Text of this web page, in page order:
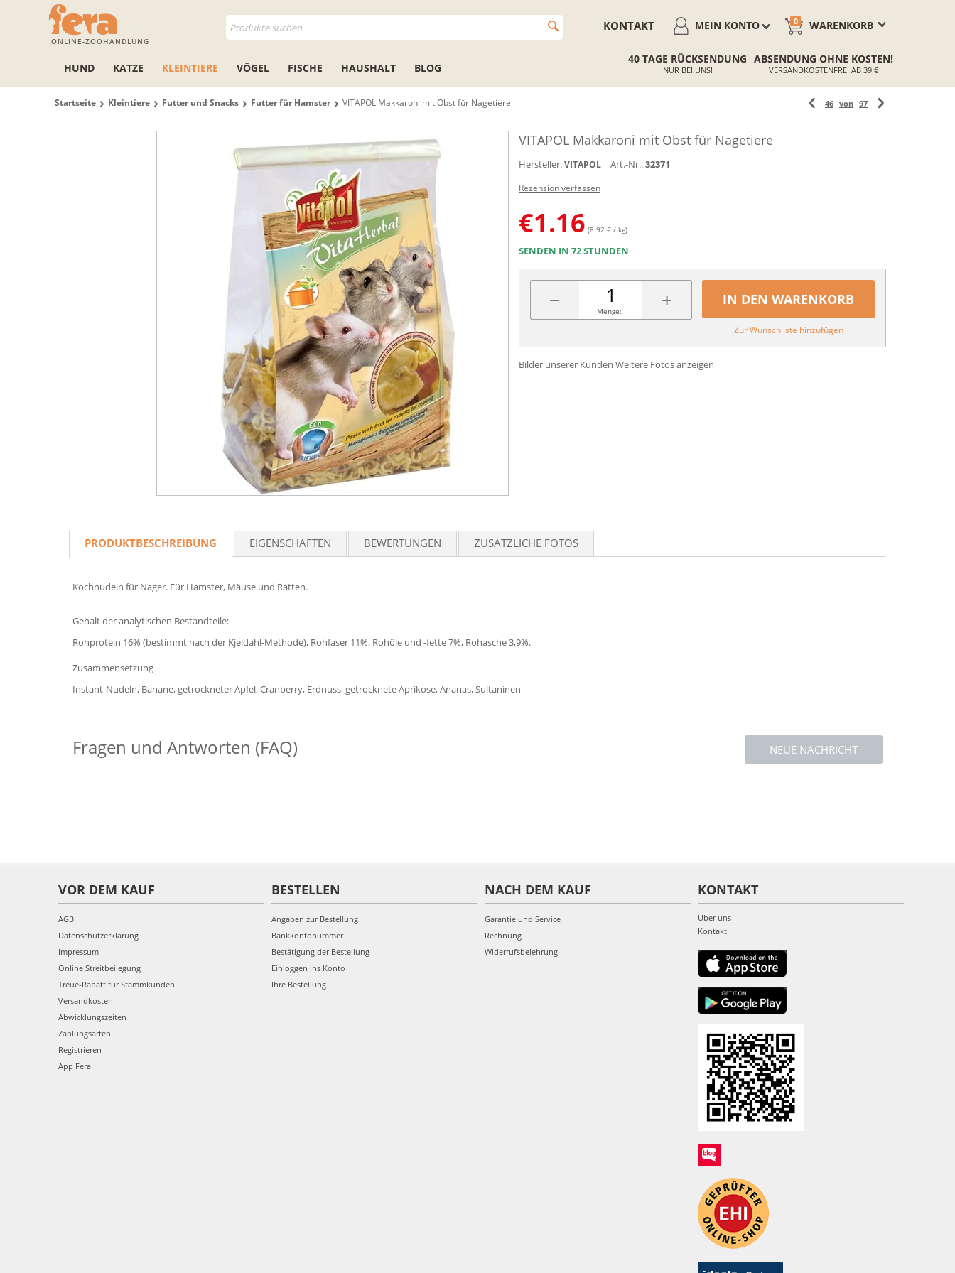
ONLINE-ZOOHANDLUNG
WARENKORB
0
MEIN KONTO
KONTAKT
HUND KATZE KLEINTIERE VÖGEL FISCHE HAUSHALT BLOG
40 TAGE RÜCKSENDUNG
NUR BEI UNS!
ABSENDUNG OHNE KOSTEN!
VERSANDKOSTENFREI AB 39 €
Startseite Kleintiere Futter und Snacks Futter für Hamster VITAPOL Makkaroni mit Obst für Nagetiere 46 von 97
VITAPOL Makkaroni mit Obst für Nagetiere
Hersteller: VITAPOL Art.-Nr.:32371
Rezension verfassen
€1.16 (8.92 € / kg)
SENDEN IN 72 STUNDEN
− +
Menge:
IN DEN WARENKORB
Zur Wunschliste hinzufügen
Bilder unserer Kunden Weitere Fotos anzeigen
PRODUKTBESCHREIBUNG EIGENSCHAFTEN BEWERTUNGEN ZUSÄTZLICHE FOTOS
Kochnudeln für Nager. Für Hamster, Mäuse und Ratten.
Gehalt der analytischen Bestandteile:
Rohprotein 16% (bestimmt nach der Kjeldahl-Methode), Rohfaser 11%, Rohöle und -fette 7%, Rohasche 3,9%.
Zusammensetzung
Instant-Nudeln, Banane, getrockneter Apfel, Cranberry, Erdnuss, getrocknete Aprikose, Ananas, Sultaninen
NEUE NACHRICHT
Fragen und Antworten (FAQ)
VOR DEM KAUF
AGB
Datenschutzerklärung
Impressum
Online Streitbeilegung
Treue-Rabatt für Stammkunden
Versandkosten
Abwicklungszeiten
Zahlungsarten
Registrieren
App Fera
BESTELLEN
Angaben zur Bestellung
Bankkontonummer
Bestätigung der Bestellung
Einloggen ins Konto
Ihre Bestellung
NACH DEM KAUF
Garantie und Service
Rechnung
Widerrufsbelehrung
KONTAKT
Über uns
Kontakt